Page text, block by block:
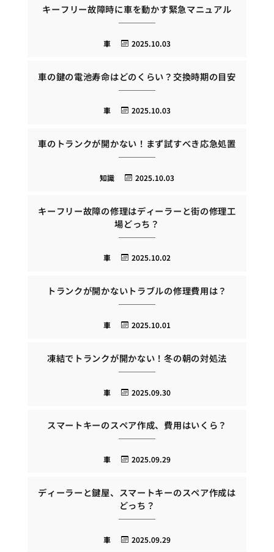
キーフリー故障時に車を動かす緊急マニュアル
2025.10.03
車
車の鍵の電池寿命はどのくらい？交換時期の目安
2025.10.03
車
車のトランクが開かない！まず試すべき応急処置
2025.10.03
知識
キーフリー故障の修理はディーラーと街の修理工
場どっち？
2025.10.02
車
トランクが開かないトラブルの修理費用は？
2025.10.01
車
凍結でトランクが開かない！冬の朝の対処法
2025.09.30
車
スマートキーのスペア作成、費用はいくら？
2025.09.29
車
ディーラーと鍵屋、スマートキーのスペア作成は
どっち？
2025.09.29
車